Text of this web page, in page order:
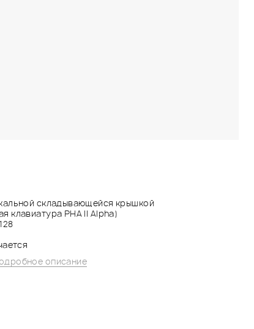
складывающейся крышкой
клавиатура PHA II Alpha)
128
описание